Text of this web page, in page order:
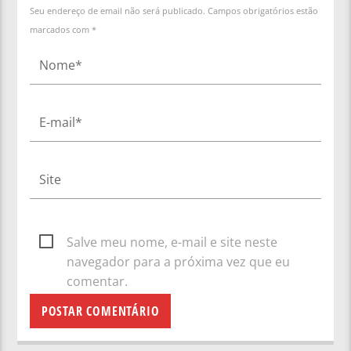
Seu endereço de email não será publicado. Campos obrigatórios estão
marcados com *
Salve meu nome, e-mail e site neste
navegador para a próxima vez que eu
comentar.